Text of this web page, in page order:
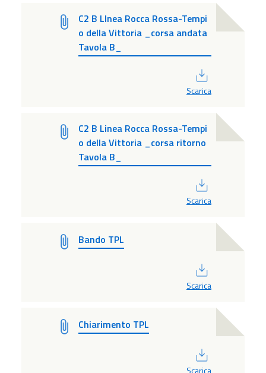
C2 B LInea Rocca Rossa-Tempi
o della Vittoria _corsa andata
Tavola B_
Scarica
C2 B Linea Rocca Rossa-Tempi
o della Vittoria _corsa ritorno
Tavola B_
Scarica
Bando TPL
Scarica
Chiarimento TPL